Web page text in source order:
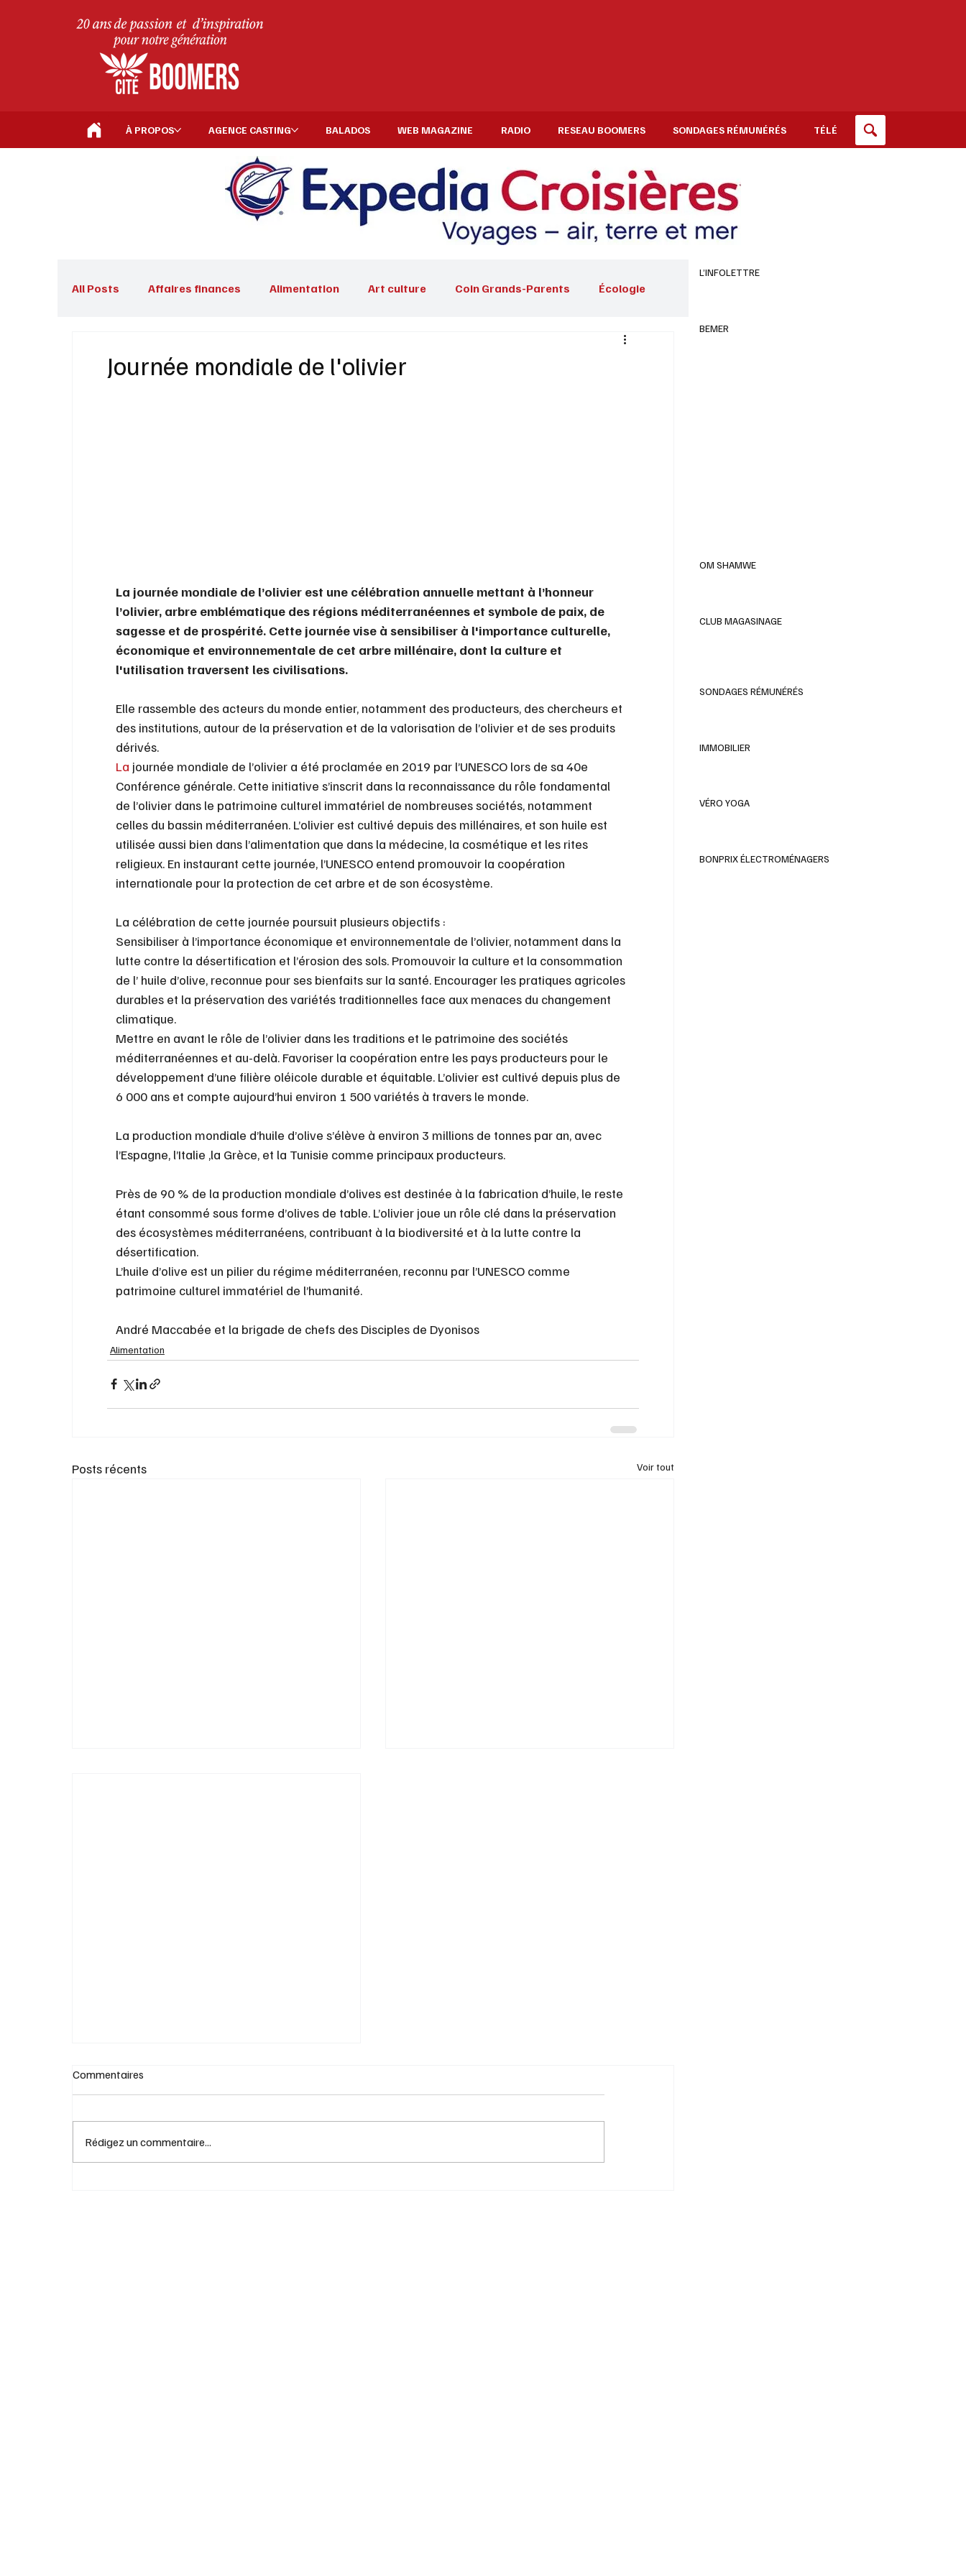
À PROPOS AGENCE CASTING BALADOS WEB MAGAZINE RADIO RESEAU BOOMERS SONDAGES RÉMUNÉRÉS TÉLÉ
All Posts Affaires finances Alimentation Art culture Coin Grands-Parents Écologie
Voyages
Journée mondiale de l'olivier
La journée mondiale de l’olivier est une célébration annuelle mettant à l’honneur
l’olivier, arbre emblématique des régions méditerranéennes et symbole de paix, de
sagesse et de prospérité. Cette journée vise à sensibiliser à l'importance culturelle,
économique et environnementale de cet arbre millénaire, dont la culture et
l'utilisation traversent les civilisations.
Elle rassemble des acteurs du monde entier, notamment des producteurs, des chercheurs et
des institutions, autour de la préservation et de la valorisation de l’olivier et de ses produits
dérivés.
La journée mondiale de l’olivier a été proclamée en 2019 par l’UNESCO lors de sa 40e
Conférence générale. Cette initiative s’inscrit dans la reconnaissance du rôle fondamental
de l’olivier dans le patrimoine culturel immatériel de nombreuses sociétés, notamment
celles du bassin méditerranéen. L’olivier est cultivé depuis des millénaires, et son huile est
utilisée aussi bien dans l’alimentation que dans la médecine, la cosmétique et les rites
religieux. En instaurant cette journée, l’UNESCO entend promouvoir la coopération
internationale pour la protection de cet arbre et de son écosystème.
La célébration de cette journée poursuit plusieurs objectifs :
Sensibiliser à l’importance économique et environnementale de l’olivier, notamment dans la
lutte contre la désertification et l’érosion des sols. Promouvoir la culture et la consommation
de l’ huile d’olive, reconnue pour ses bienfaits sur la santé. Encourager les pratiques agricoles
durables et la préservation des variétés traditionnelles face aux menaces du changement
climatique.
Mettre en avant le rôle de l’olivier dans les traditions et le patrimoine des sociétés
méditerranéennes et au-delà. Favoriser la coopération entre les pays producteurs pour le
développement d’une filière oléicole durable et équitable. L’olivier est cultivé depuis plus de
6 000 ans et compte aujourd’hui environ 1 500 variétés à travers le monde.
La production mondiale d’huile d’olive s’élève à environ 3 millions de tonnes par an, avec
l’Espagne, l’Italie ,la Grèce, et la Tunisie comme principaux producteurs.
Près de 90 % de la production mondiale d’olives est destinée à la fabrication d’huile, le reste
étant consommé sous forme d’olives de table. L’olivier joue un rôle clé dans la préservation
des écosystèmes méditerranéens, contribuant à la biodiversité et à la lutte contre la
désertification.
L’huile d’olive est un pilier du régime méditerranéen, reconnu par l’UNESCO comme
patrimoine culturel immatériel de l’humanité.
André Maccabée et la brigade de chefs des Disciples de Dyonisos
Alimentation
Posts récents Voir tout
Commentaires
Rédigez un commentaire...
L’INFOLETTRE
BEMER
OM SHAMWE
CLUB MAGASINAGE
SONDAGES RÉMUNÉRÉS
IMMOBILIER
VÉRO YOGA
BONPRIX ÉLECTROMÉNAGERS